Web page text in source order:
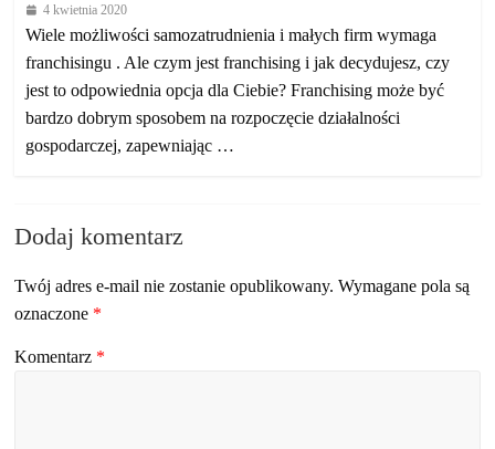
4 kwietnia 2020
Wiele możliwości samozatrudnienia i małych firm wymaga
franchisingu . Ale czym jest franchising i jak decydujesz, czy
jest to odpowiednia opcja dla Ciebie? Franchising może być
bardzo dobrym sposobem na rozpoczęcie działalności
gospodarczej, zapewniając …
Dodaj komentarz
Twój adres e-mail nie zostanie opublikowany. Wymagane pola są
oznaczone *
Komentarz *